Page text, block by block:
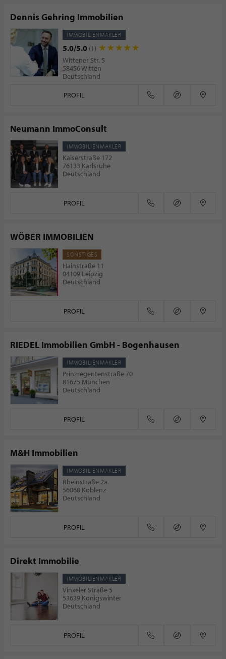
Dennis Gehring Immobilien
IMMOBILIENMAKLER
5.0/5.0 (1)
Wittener Str. 5
58456 Witten
Deutschland
PROFIL
Neumann ImmoConsult
IMMOBILIENMAKLER
Kaiserstraße 172
76133 Karlsruhe
Deutschland
PROFIL
WÖBER IMMOBILIEN
SONSTIGES
Hainstraße 11
04109 Leipzig
Deutschland
PROFIL
RIEDEL Immobilien GmbH - Bogenhausen
IMMOBILIENMAKLER
Prinzregentenstraße 70
81675 München
Deutschland
PROFIL
M&H Immobilien
IMMOBILIENMAKLER
Rheinstraße 2a
56068 Koblenz
Deutschland
PROFIL
Direkt Immobilie
IMMOBILIENMAKLER
Vinxeler Straße 5
53639 Königswinter
Deutschland
PROFIL